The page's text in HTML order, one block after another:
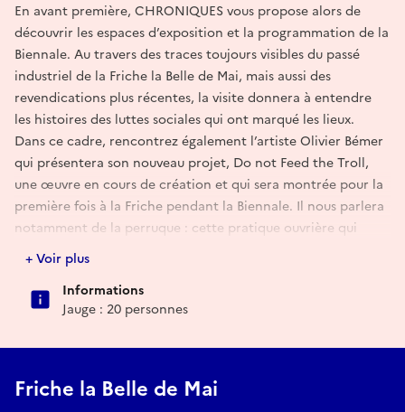
En avant première, CHRONIQUES vous propose alors de
découvrir les espaces d’exposition et la programmation de la
Biennale. Au travers des traces toujours visibles du passé
industriel de la Friche la Belle de Mai, mais aussi des
revendications plus récentes, la visite donnera à entendre
les histoires des luttes sociales qui ont marqué les lieux.
Dans ce cadre, rencontrez également l’artiste Olivier Bémer
qui présentera son nouveau projet, Do not Feed the Troll,
une œuvre en cours de création et qui sera montrée pour la
première fois à la Friche pendant la Biennale. Il nous parlera
notamment de la perruque : cette pratique ouvrière qui
consiste à détourner les outils de production et le temps de
travail à son profit (et non celui de l’entreprise).
Depuis l’intérieur de cette ancienne usine de tabacs, nous
verrons ensemble plusieurs stratégies de résistances et de
travailleur·euses pour améliorer leur quotidien et aspirer à
une vie meilleure.
+ Voir plus
Informations
Jauge : 20 personnes
Friche la Belle de Mai